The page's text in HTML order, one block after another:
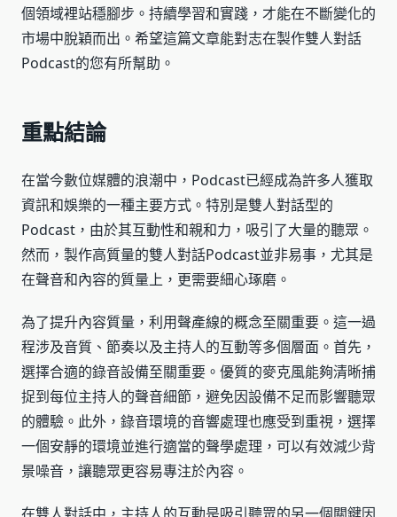
個領域裡站穩腳步。持續學習和實踐，才能在不斷變化的
市場中脫穎而出。希望這篇文章能對志在製作雙人對話
Podcast的您有所幫助。
重點結論
在當今數位媒體的浪潮中，Podcast已經成為許多人獲取
資訊和娛樂的一種主要方式。特別是雙人對話型的
Podcast，由於其互動性和親和力，吸引了大量的聽眾。
然而，製作高質量的雙人對話Podcast並非易事，尤其是
在聲音和內容的質量上，更需要細心琢磨。
為了提升內容質量，利用聲產線的概念至關重要。這一過
程涉及音質、節奏以及主持人的互動等多個層面。首先，
選擇合適的錄音設備至關重要。優質的麥克風能夠清晰捕
捉到每位主持人的聲音細節，避免因設備不足而影響聽眾
的體驗。此外，錄音環境的音響處理也應受到重視，選擇
一個安靜的環境並進行適當的聲學處理，可以有效減少背
景噪音，讓聽眾更容易專注於內容。